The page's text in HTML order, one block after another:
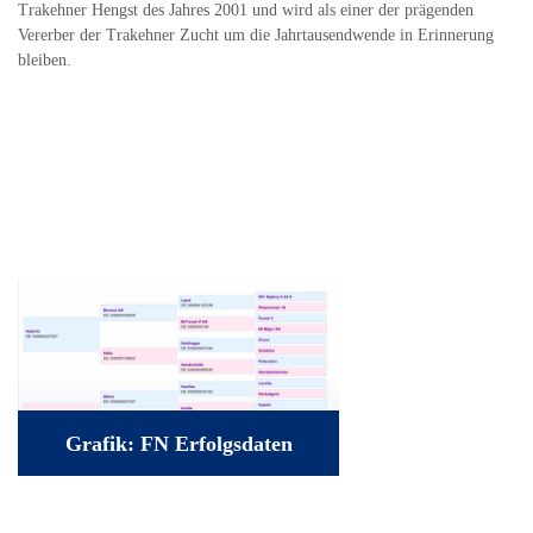
Trakehner Hengst des Jahres 2001 und wird als einer der prägenden
Vererber der Trakehner Zucht um die Jahrtausendwende in Erinnerung
bleiben.
Grafik: FN Erfolgsdaten